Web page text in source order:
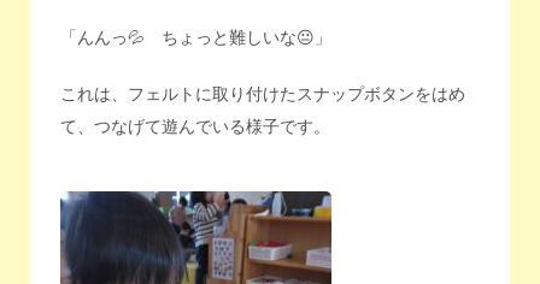
「んんっ💦 ちょっと難しいな😐」
これは、フェルトに取り付けたスナップボタンをはめ
て、つなげて遊んでいる様子です。